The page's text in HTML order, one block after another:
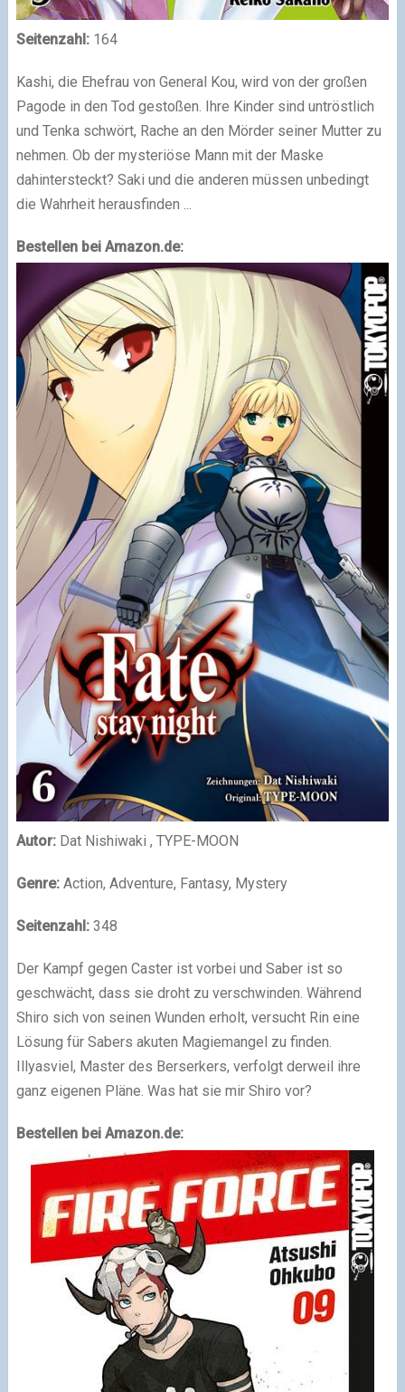
Seitenzahl:164
Kashi, die Ehefrau von General Kou, wird von der großen
Pagode in den Tod gestoßen. Ihre Kinder sind untröstlich
und Tenka schwört, Rache an den Mörder seiner Mutter zu
nehmen. Ob der mysteriöse Mann mit der Maske
dahintersteckt? Saki und die anderen müssen unbedingt
die Wahrheit herausfinden ...
Bestellen bei Amazon.de:
Autor:Dat Nishiwaki , TYPE-MOON
Genre:Action, Adventure, Fantasy, Mystery
Seitenzahl:348
Der Kampf gegen Caster ist vorbei und Saber ist so
geschwächt, dass sie droht zu verschwinden. Während
Shiro sich von seinen Wunden erholt, versucht Rin eine
Lösung für Sabers akuten Magiemangel zu finden.
Illyasviel, Master des Berserkers, verfolgt derweil ihre
ganz eigenen Pläne. Was hat sie mir Shiro vor?
Bestellen bei Amazon.de: